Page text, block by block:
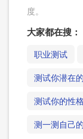
度。
大家都在搜：
职业测试
测试你潜在
测试你的性
测一测自己